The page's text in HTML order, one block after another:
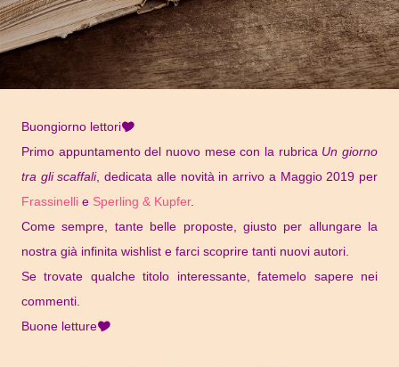
Buongiorno lettori🎔
Primo appuntamento del nuovo mese con la rubrica Un giorno
tra gli scaffali, dedicata alle novità in arrivo a Maggio 2019 per
Frassinelli e Sperling & Kupfer.
Come sempre, tante belle proposte, giusto per allungare la
nostra già infinita wishlist e farci scoprire tanti nuovi autori.
Se trovate qualche titolo interessante, fatemelo sapere nei
commenti.
Buone letture🎔